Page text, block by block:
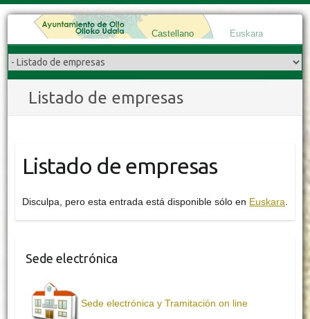
Castellano Euskara
Listado de empresas
Listado de empresas
Disculpa, pero esta entrada está disponible sólo en Euskara
Sede electrónica
Sede electrónica y Tramitación on line